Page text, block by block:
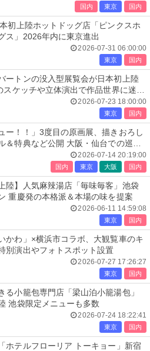
国内 東京 国内
本初上陸ホットドッグ店「ピンクスホ
ス」2026年内に東京進出
2026-07-31 06:00:00
東京 国内
ートンの没入型展覧会が日本初上陸
スケッチや立体演出で作品世界に迷い
2026-07-23 18:00:00
東京 国内
ー！！」3度目の原画展、描きおろし
＆特典など公開 大阪・仙台での巡回
2026-07-14 20:19:00
国内 東京 大阪 国内
陸】人気麻辣湯店「毎味毎客」池袋
重慶発の本格派＆本場の味を提案
2026-06-11 14:59:08
東京 国内
かわ」×横浜市コラボ、大観覧車のキ
別演出やフォトスポット設置
2026-07-27 17:26:27
東京 国内
る小籠包専門店「梁山泊小籠湯包」
池袋限定メニューも多数
2026-07-24 18:22:41
東京 国内
ホテルフローリア トーキョー」新宿